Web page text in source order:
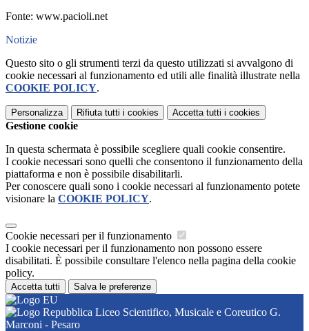
Fonte: www.pacioli.net
Notizie
Questo sito o gli strumenti terzi da questo utilizzati si avvalgono di
cookie necessari al funzionamento ed utili alle finalità illustrate nella
COOKIE POLICY.
Personalizza Rifiuta tutti i cookies Accetta tutti i cookies
Gestione cookie
In questa schermata è possibile scegliere quali cookie consentire.
I cookie necessari sono quelli che consentono il funzionamento della
piattaforma e non è possibile disabilitarli.
Per conoscere quali sono i cookie necessari al funzionamento potete
visionare la COOKIE POLICY.
Cookie necessari per il funzionamento
I cookie necessari per il funzionamento non possono essere
disabilitati. È possibile consultare l'elenco nella pagina della cookie
policy.
Accetta tutti Salva le preferenze
Liceo Scientifico, Musicale e Coreutico G.
Marconi - Pesaro